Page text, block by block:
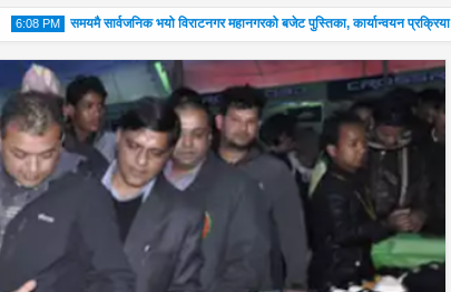
6:08 PM
04 Aug
2026
समयमै सार्वजनिक भयो विराटनगर महानगरको बजेट पुस्तिका, कार्यान्वयन प्रक्रिया